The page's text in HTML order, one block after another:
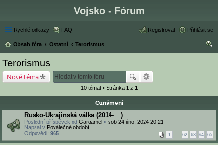
Vojsko - Fórum
Rychlé odkazy FAQ Přihlásit se
Registrovat
Obsah fóra Ostatní
Terorismus
Terorismus
Nové téma
10 témat • Stránka 1 z 1
Oznámení
Rusko-Ukrajinská válka (2014-__)
Poslední příspěvek od Gargamel « sob 24 úno, 2024 20:21
Napsal v Poválečné období
Odpovědi: 965 1 … 62 63 64 65